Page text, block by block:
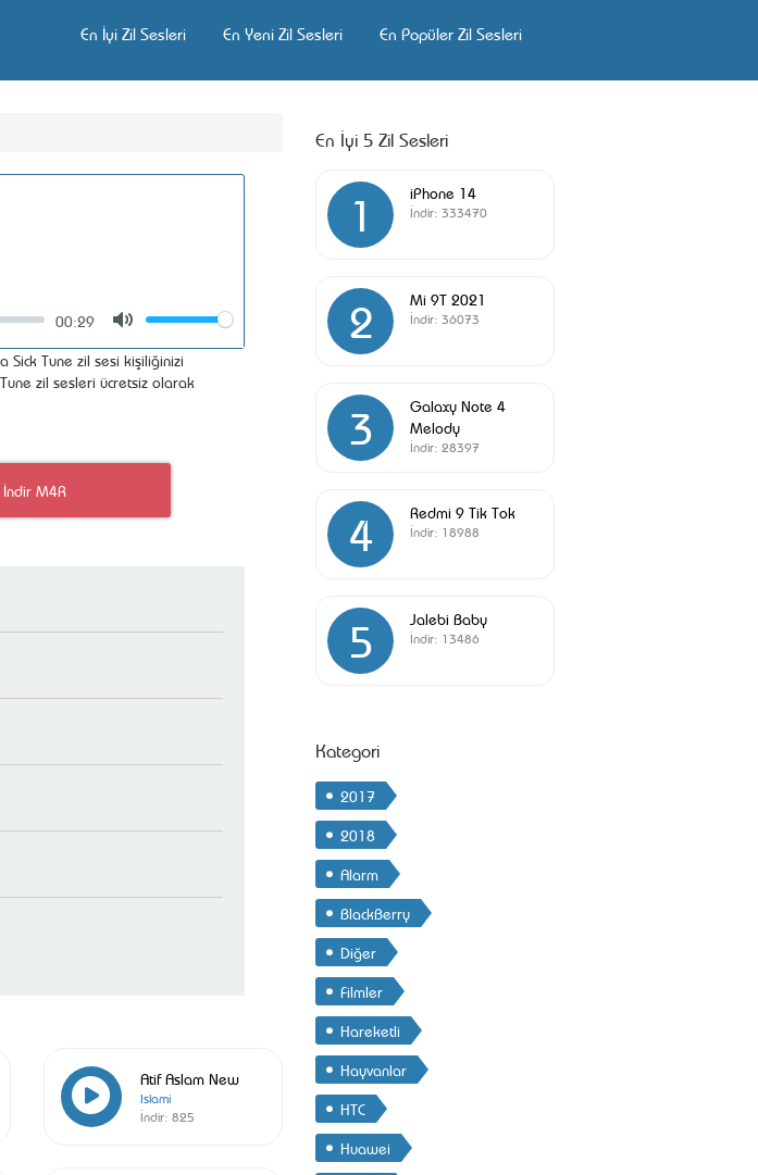
En İyi Zil Sesleri En Yeni Zil Sesleri En Popüler Zil Sesleri
00:29
Volume
Sick Tune zil sesi kişiliğinizi
zil sesleri ücretsiz olarak
İndir M4R
Atif Aslam New
Islami
İndir: 825
En İyi 5 Zil Sesleri
1 iPhone 14
İndir: 333470
2 Mi 9T 2021
İndir: 36073
3
Galaxy Note 4
Melody
İndir: 28397
4 Redmi 9 Tik Tok
İndir: 18988
5 Jalebi Baby
İndir: 13486
Kategori
2017
2018
Alarm
BlackBerry
Diğer
Filmler
Hareketli
Hayvanlar
HTC
Huawei